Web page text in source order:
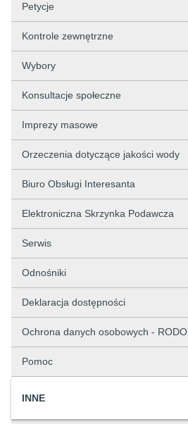
Petycje
Kontrole zewnętrzne
Wybory
Konsultacje społeczne
Imprezy masowe
Orzeczenia dotyczące jakości wody
Biuro Obsługi Interesanta
Elektroniczna Skrzynka Podawcza
Serwis
Odnośniki
Deklaracja dostępności
Ochrona danych osobowych - RODO
Pomoc
INNE